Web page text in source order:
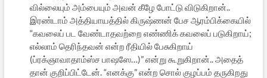
வில்லையும் அம்பையும் அவன் கீழே போட்டு விடுகிறான்..
இரண்டாம் அத்தியாயத்தில் கிருஷ்ணன் பேச ஆரம்பிக்கையில்
“கவலைப் பட வேண்டாதவற்றை எண்ணிக் கவலைப் படுகிறாய்;
எல்லாம் தெரிந்தவன் என்ற ரீதியில் பேசுகிறாய்
(ப்ரக்ஞாவாதாம்ஸ்ச பாஷஸே…)” என்று கூறுகிறான்.. அதைத்
தான் குறிப்பிட்டேன். “எனக்கு” என்ற சொல் குழப்பம் தருகிறது